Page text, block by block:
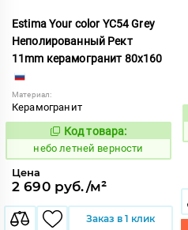
Estima Your color YC54 Grey
Неполированный Рект
11mm керамогранит 80x160
Материал:
Керамогранит
1115256
Код товара:
небо летней верности
Цена
2 690 руб./м²
Заказ в 1 клик